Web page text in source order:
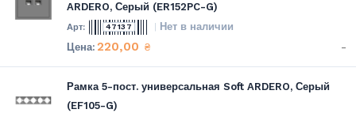
ARDERO, Серый (ER152PC-G)
47137 Нет в наличии
220,00 ₴ -
Рамка 5-пост. универсальная Soft ARDERO, Серый
(EF105-G)